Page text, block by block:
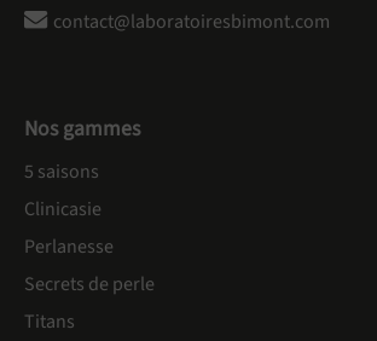
contact@laboratoiresbimont.com
Nos gammes
5 saisons
Clinicasie
Perlanesse
Secrets de perle
Titans